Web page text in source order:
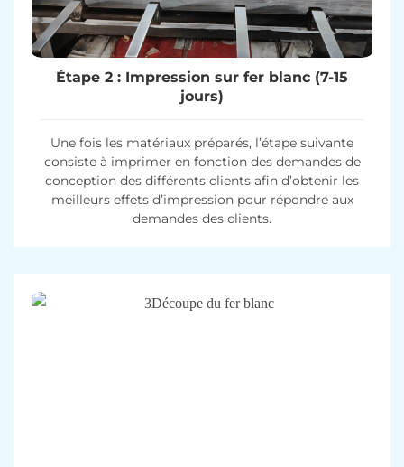
Étape 2 : Impression sur fer blanc (7-15
jours)
Une fois les matériaux préparés, l’étape suivante
consiste à imprimer en fonction des demandes de
conception des différents clients afin d’obtenir les
meilleurs effets d’impression pour répondre aux
demandes des clients.